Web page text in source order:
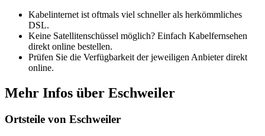
Kabelinternet ist oftmals viel schneller als herkömmliches
DSL.
Keine Satellitenschüssel möglich? Einfach Kabelfernsehen
direkt online bestellen.
Prüfen Sie die Verfügbarkeit der jeweiligen Anbieter direkt
online.
Mehr Infos über Eschweiler
Ortsteile von Eschweiler